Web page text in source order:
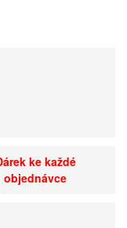
ke každé
objednávce